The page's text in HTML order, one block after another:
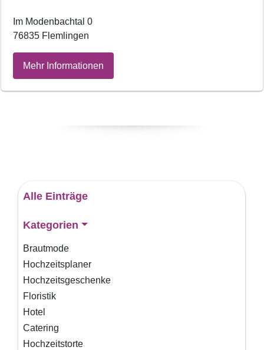
Im Modenbachtal 0
76835 Flemlingen
Mehr Informationen
Alle Einträge
Kategorien
Brautmode
Hochzeitsplaner
Hochzeitsgeschenke
Floristik
Hotel
Catering
Hochzeitstorte